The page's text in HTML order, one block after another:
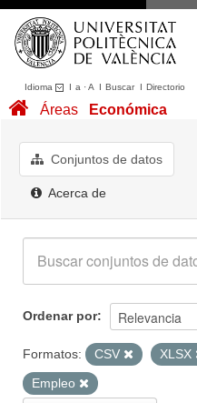
Idioma I a ·A I BuscarI Directorio
Conjuntos de datos
Acerca de
Áreas Económica
Conjuntos de datos
Acerca de
Ordenar por
Formatos: CSV XLSX
Empleo